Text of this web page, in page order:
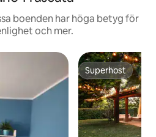
boenden har höga betyg för
och mer.
Superhost
Superhost